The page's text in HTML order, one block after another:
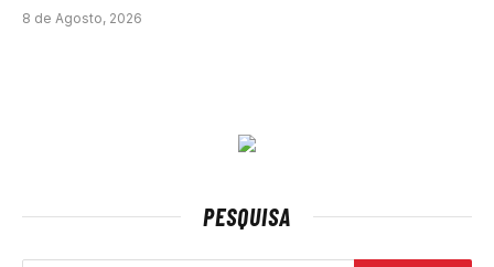
8 de Agosto, 2026
PESQUISA